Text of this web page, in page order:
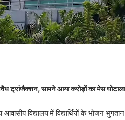
ट्रांजैक्शन, सामने आया करोड़ों का मेस घोटाला
विद्यालय में विद्यार्थियों के भोजन